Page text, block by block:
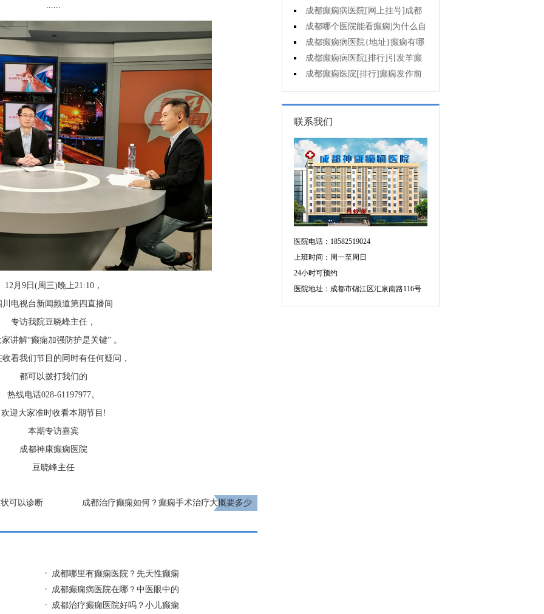
......
12月9日(周三)晚上21:10，
川电视台新闻频道第四直播间
专访我院豆晓峰主任，
讲解“癫痫加强防护是关键” 。
看我们节目的同时有任何疑问，
都可以拨打我们的
热线电话028-61197977。
欢迎大家准时收看本期节目!
本期专访嘉宾
成都神康癫痫医院
豆晓峰主任
可以诊断
成都治疗癫痫如何？癫痫手术治疗大概要多少
成都哪里有癫痫医院？先天性癫痫
成都癫痫病医院在哪？中医眼中的
成都治疗癫痫医院好吗？小儿癫痫
痫!
么好的方法可以预防癫痫发作?
成都癫痫病医院[网上挂号]成都
哪里有治疗癫痫的中医?
成都哪个医院能看癫痫|为什么自
己会得癫痫病?
成都癫痫病医院{地址}癫痫有哪
些危害?
成都癫痫病医院[排行]引发羊癫
疯的因素有哪些?
成都癫痫医院[排行]癫痫发作前
有感觉吗?
联系我们
医院电话：18582519024
上班时间：周一至周日
24小时可预约
医院地址：成都市锦江区汇泉南路116号